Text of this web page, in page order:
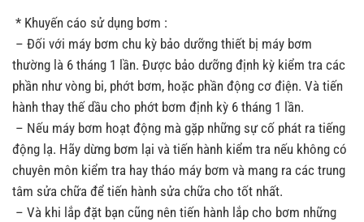
* Khuyến cáo sử dụng bơm :
– Đối với máy bơm chu kỳ bảo dưỡng thiết bị máy bơm
thường là 6 tháng 1 lần. Được bảo dưỡng định kỳ kiểm tra các
phần như vòng bi, phớt bơm, hoặc phần động cơ điện. Và tiến
hành thay thế dầu cho phớt bơm định kỳ 6 tháng 1 lần.
– Nếu máy bơm hoạt động mà gặp những sự cố phát ra tiếng
động lạ. Hãy dừng bơm lại và tiến hành kiểm tra nếu không có
chuyên môn kiểm tra hay tháo máy bơm và mang ra các trung
tâm sửa chữa để tiến hành sửa chữa cho tốt nhất.
– Và khi lắp đặt bạn cũng nên tiến hành lắp cho bơm những